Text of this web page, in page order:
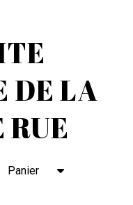
DE LA
RUE
Panier